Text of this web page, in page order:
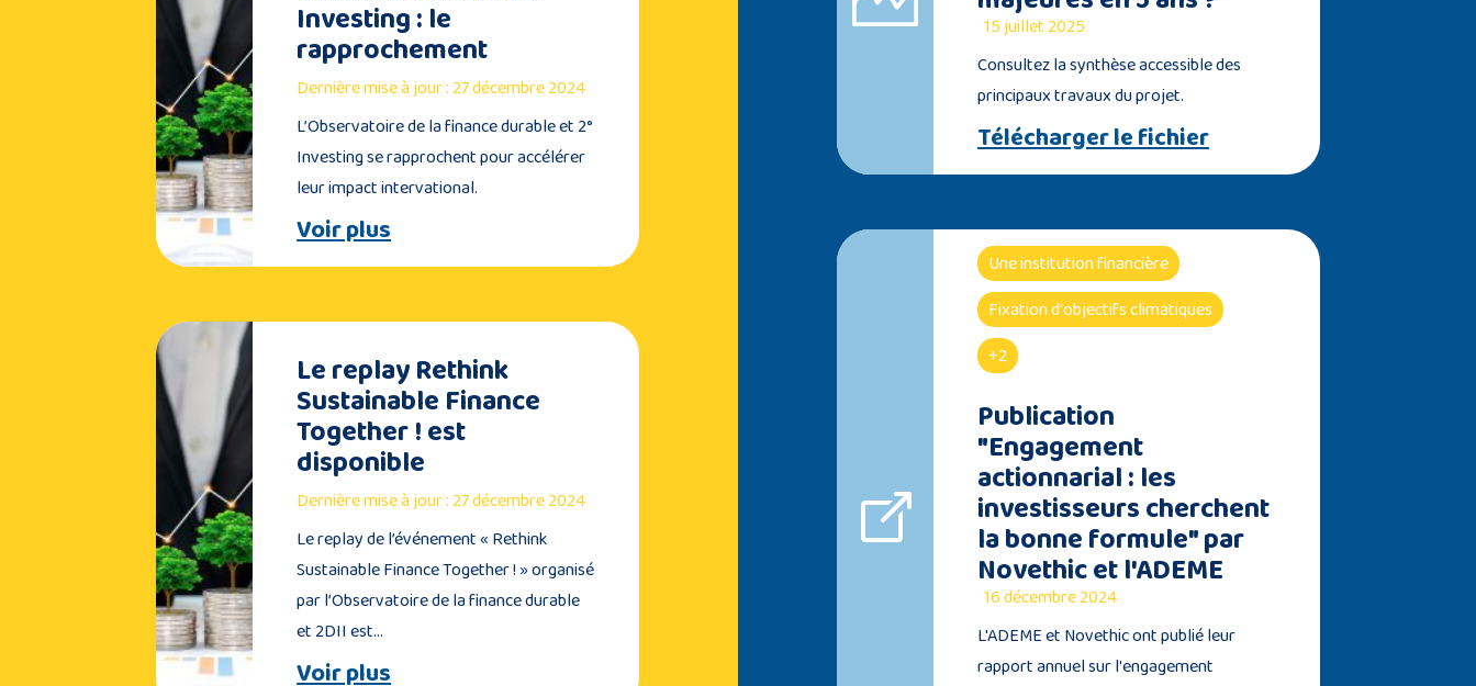
Investing : le
rapprochement
Dernière mise à jour : 27 décembre 2024
L’Observatoire de la finance durable et 2°
Investing se rapprochent pour accélérer
leur impact intervational.
Voir plus
Le replay Rethink
Sustainable Finance
Together ! est
disponible
Dernière mise à jour : 27 décembre 2024
Le replay de l’événement « Rethink
Sustainable Finance Together ! » organisé
par l’Observatoire de la finance durable
et 2DII est…
Voir plus
15 juillet 2025
Consultez la synthèse accessible des
principaux travaux du projet.
Télécharger le fichier
Une institution financière
Fixation d'objectifs climatiques
+2
Publication
"Engagement
actionnarial : les
investisseurs cherchent
la bonne formule" par
Novethic et l'ADEME
16 décembre 2024
L'ADEME et Novethic ont publié leur
rapport annuel sur l'engagement